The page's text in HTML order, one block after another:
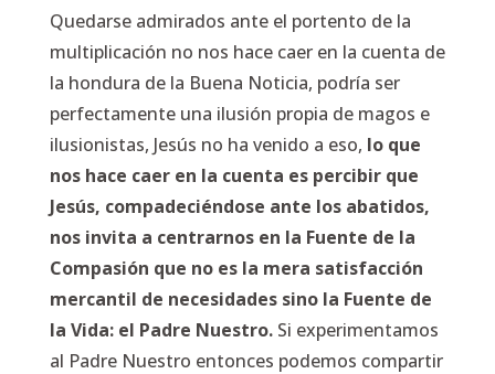
Quedarse admirados ante el portento de la
multiplicación no nos hace caer en la cuenta de
la hondura de la Buena Noticia, podría ser
perfectamente una ilusión propia de magos e
ilusionistas, Jesús no ha venido a eso, lo que
nos hace caer en la cuenta es percibir que
Jesús, compadeciéndose ante los abatidos,
nos invita a centrarnos en la Fuente de la
Compasión que no es la mera satisfacción
mercantil de necesidades sino la Fuente de
la Vida: el Padre Nuestro.Si experimentamos
al Padre Nuestro entonces podemos compartir